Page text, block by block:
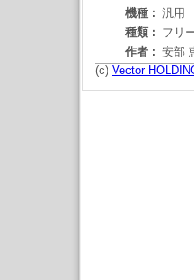
機種： 汎用
種類： フリ
作者： 安部
(c) Vector